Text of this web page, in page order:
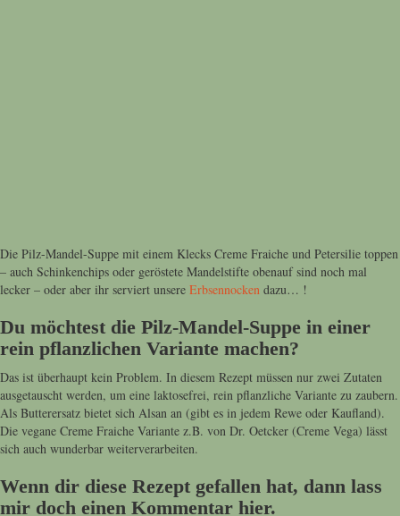
Die Pilz-Mandel-Suppe mit einem Klecks Creme Fraiche und Petersilie toppen
– auch Schinkenchips oder geröstete Mandelstifte obenauf sind noch mal
lecker – oder aber ihr serviert unsere Erbsennocken dazu… !
Du möchtest die Pilz-Mandel-Suppe in einer
rein pflanzlichen Variante machen?
Das ist überhaupt kein Problem. In diesem Rezept müssen nur zwei Zutaten
ausgetauscht werden, um eine laktosefrei, rein pflanzliche Variante zu zaubern.
Als Butterersatz bietet sich Alsan an (gibt es in jedem Rewe oder Kaufland).
Die vegane Creme Fraiche Variante z.B. von Dr. Oetcker (Creme Vega) lässt
sich auch wunderbar weiterverarbeiten.
Wenn dir diese Rezept gefallen hat, dann lass
mir doch einen Kommentar hier.